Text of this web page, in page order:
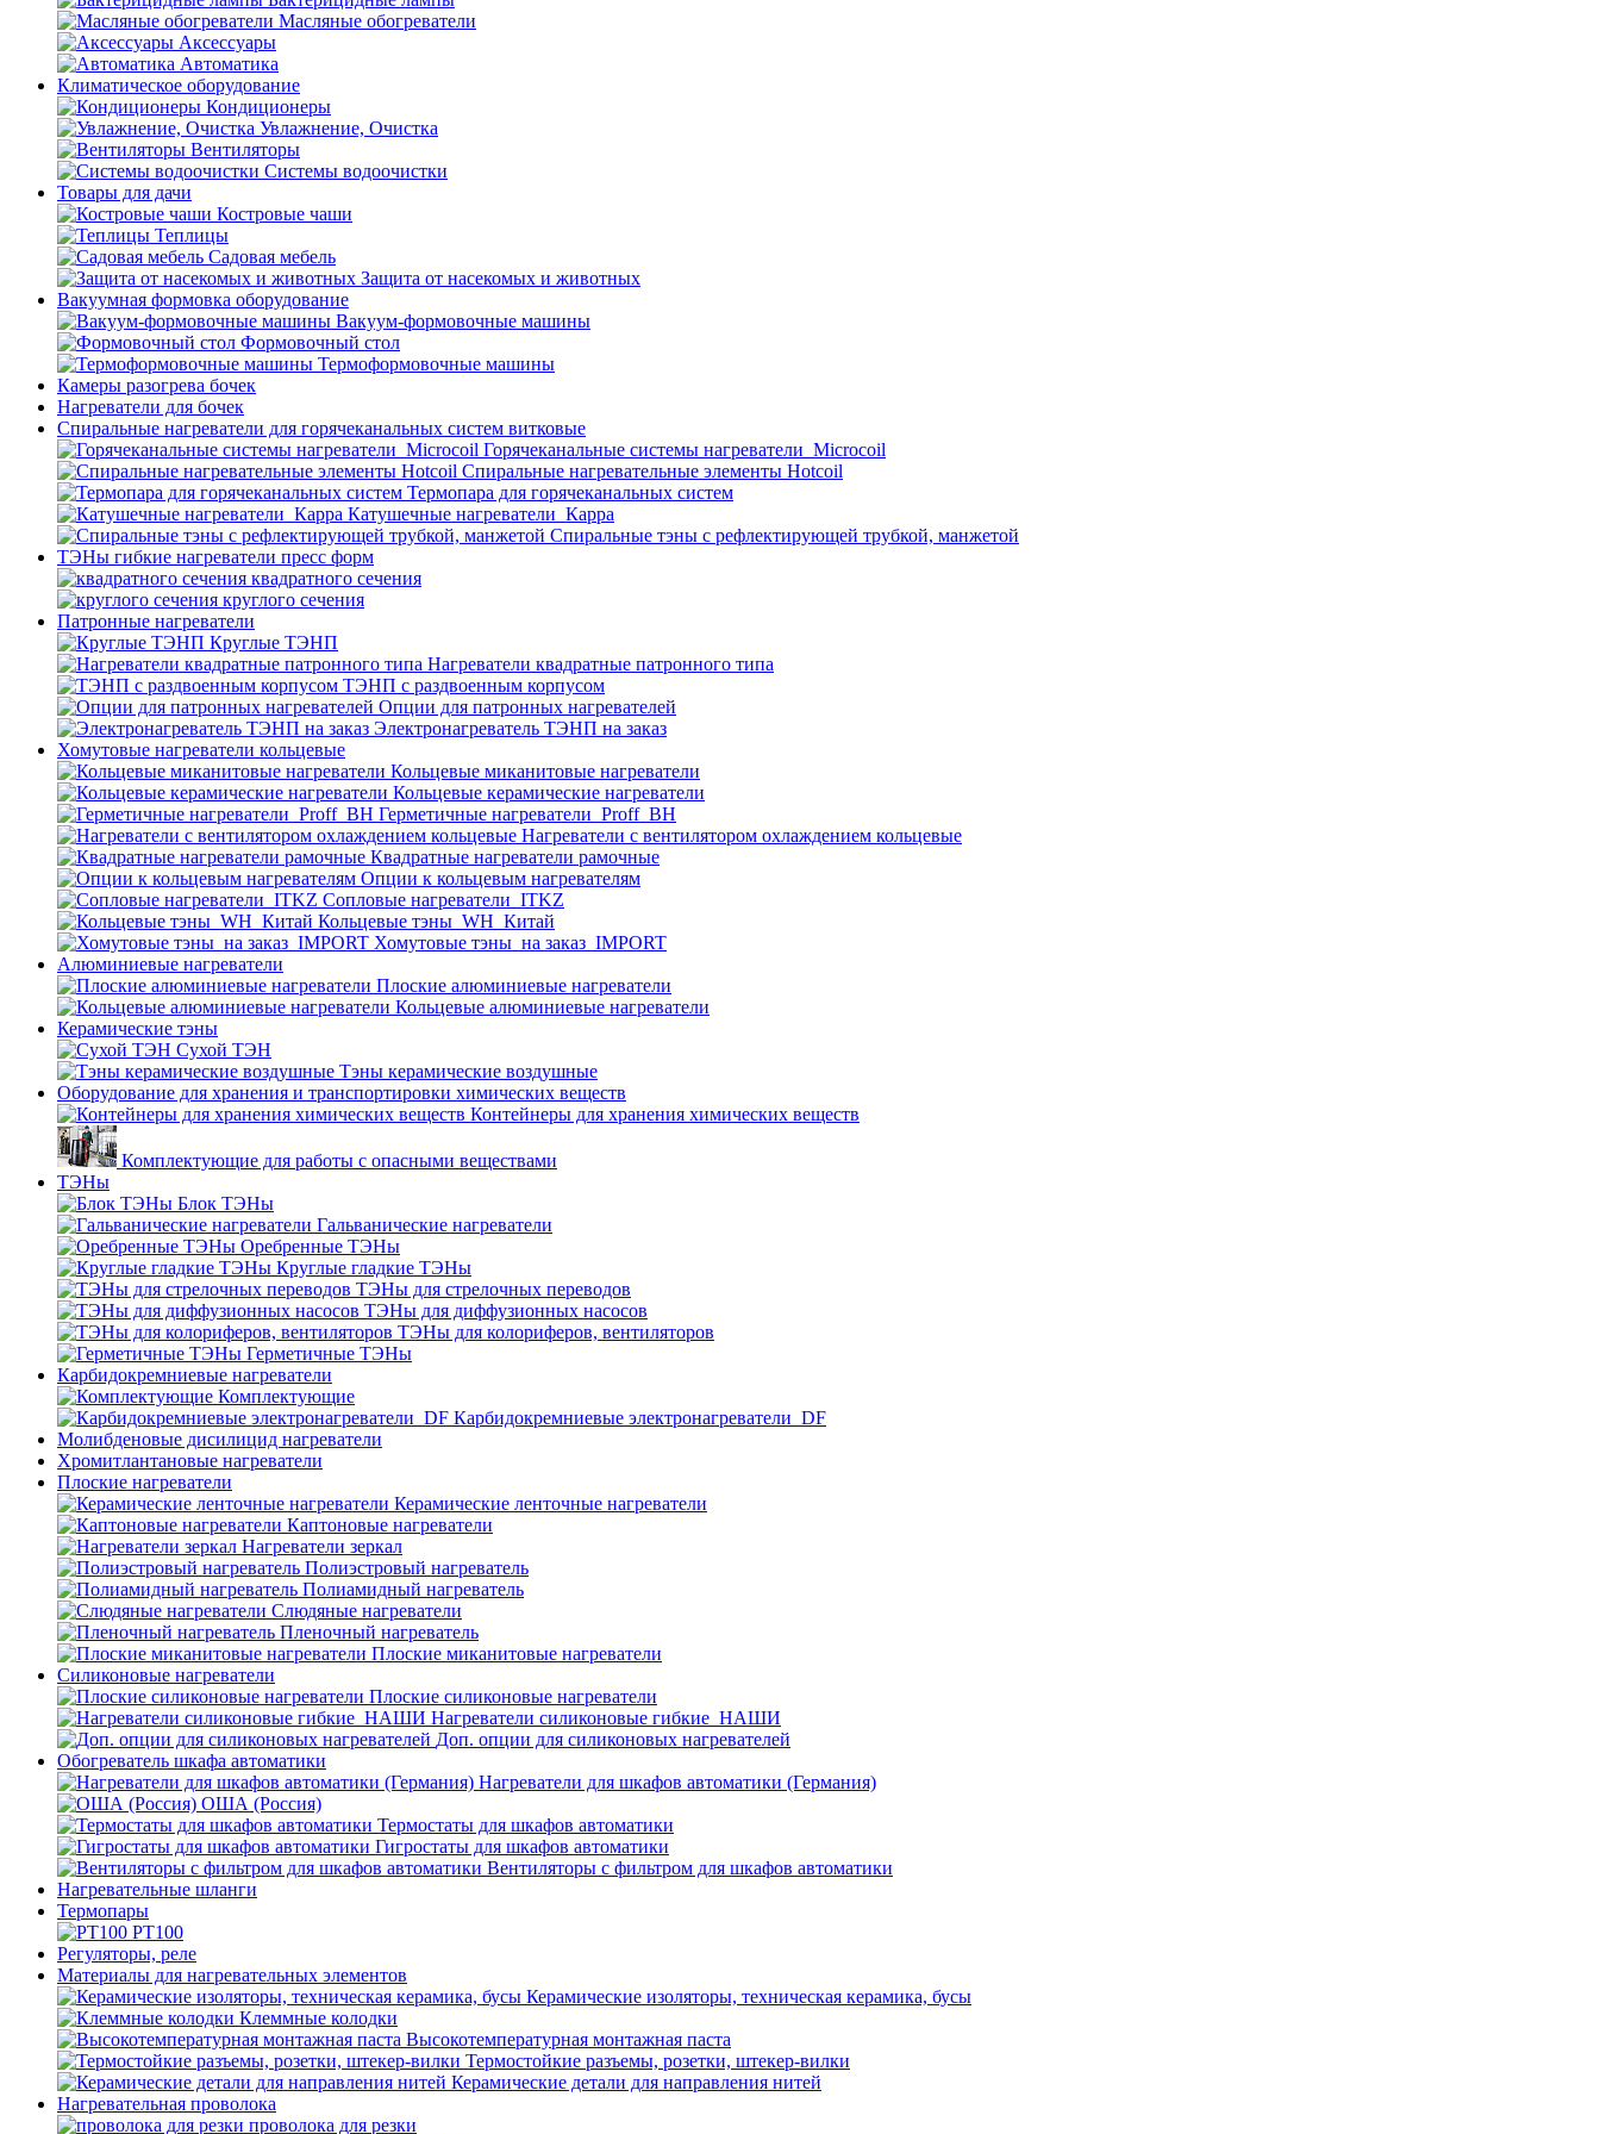
Масляные обогреватели
Аксессуары
Автоматика
Климатическое оборудование
Кондиционеры
Увлажнение, Очистка
Вентиляторы
Системы водоочистки
Товары для дачи
Костровые чаши
Теплицы
Садовая мебель
Защита от насекомых и животных
Вакуумная формовка оборудование
Вакуум-формовочные машины
Формовочный стол
Термоформовочные машины
Камеры разогрева бочек
Нагреватели для бочек
Спиральные нагреватели для горячеканальных систем витковые
Горячеканальные системы нагреватели_Microcoil
Спиральные нагревательные элементы Hotcoil
Термопара для горячеканальных систем
Катушечные нагреватели_Карра
Спиральные тэны с рефлектирующей трубкой, манжетой
ТЭНы гибкие нагреватели пресс форм
квадратного сечения
круглого сечения
Патронные нагреватели
Круглые ТЭНП
Нагреватели квадратные патронного типа
ТЭНП с раздвоенным корпусом
Опции для патронных нагревателей
Электронагреватель ТЭНП на заказ
Хомутовые нагреватели кольцевые
Кольцевые миканитовые нагреватели
Кольцевые керамические нагреватели
Герметичные нагреватели_Proff_BH
Нагреватели с вентилятором охлаждением кольцевые
Квадратные нагреватели рамочные
Опции к кольцевым нагревателям
Cопловые нагреватели_ITKZ
Кольцевые тэны_WH_Китай
Хомутовые тэны_на заказ_IMPORT
Алюминиевые нагреватели
Плоские алюминиевые нагреватели
Кольцевые алюминиевые нагреватели
Керамические тэны
Сухой ТЭН
Тэны керамические воздушные
Оборудование для хранения и транспортировки химических веществ
Контейнеры для хранения химических веществ
Комплектующие для работы с опасными веществами
ТЭНы
Блок ТЭНы
Гальванические нагреватели
Оребренные ТЭНы
Круглые гладкие ТЭНы
ТЭНы для стрелочных переводов
ТЭНы для диффузионных насосов
ТЭНы для колориферов, вентиляторов
Герметичные ТЭНы
Карбидокремниевые нагреватели
Комплектующие
Карбидокремниевые электронагреватели_DF
Молибденовые дисилицид нагреватели
Хромитлантановые нагреватели
Плоские нагреватели
Керамические ленточные нагреватели
Каптоновые нагреватели
Нагреватели зеркал
Полиэстровый нагреватель
Полиамидный нагреватель
Слюдяные нагреватели
Пленочный нагреватель
Плоские миканитовые нагреватели
Силиконовые нагреватели
Плоские силиконовые нагреватели
Нагреватели силиконовые гибкие_НАШИ
Доп. опции для силиконовых нагревателей
Обогреватель шкафа автоматики
Нагреватели для шкафов автоматики (Германия)
ОША (Россия)
Термостаты для шкафов автоматики
Гигростаты для шкафов автоматики
Вентиляторы с фильтром для шкафов автоматики
Нагревательные шланги
Термопары
PT100
Регуляторы, реле
Материалы для нагревательных элементов
Керамические изоляторы, техническая керамика, бусы
Клеммные колодки
Высокотемпературная монтажная паста
Термостойкие разъемы, розетки, штекер-вилки
Керамические детали для направления нитей
Нагревательная проволока
проволока для резки